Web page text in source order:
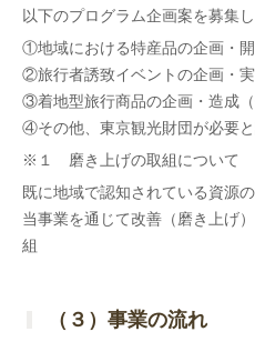
以下のプログラム企画案を募集し
①地域における特産品の企画・
②旅行者誘致イベントの企画・
③着地型旅行商品の企画・造成
④その他、東京観光財団が必要
※１ 磨き上げの取組について
既に地域で認知されている資源
当事業を通じて改善（磨き上げ
組
（３）事業の流れ